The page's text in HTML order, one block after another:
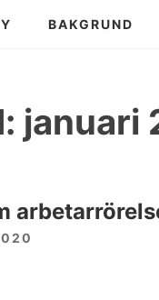
BAKGRUND
januari